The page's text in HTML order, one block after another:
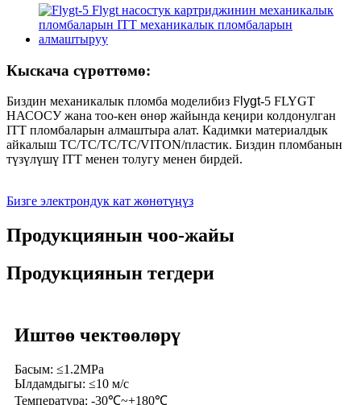
Кыскача сүрөттөмө:
Биздин механикалык пломба моделибиз F lygt-5 FLYGT
НАСОСУ жана тоо-кен өнөр жайында кеңири колдонулган
ITT пломбаларын алмаштыра алат. Кадимки материалдык
айкалыш TC/TC/TC/TC/VITON/пластик. Биздин пломбанын
түзүлүшү ITT менен толугу менен бирдей.
Бизге электрондук кат жөнөтүңүз
Продукциянын чоо-жайы
Продукциянын тегдери
Иштөө чектөөлөрү
Басым: ≤1.2MPa
Ылдамдыгы: ≤10 м/с
Температура: -30℃~+180℃